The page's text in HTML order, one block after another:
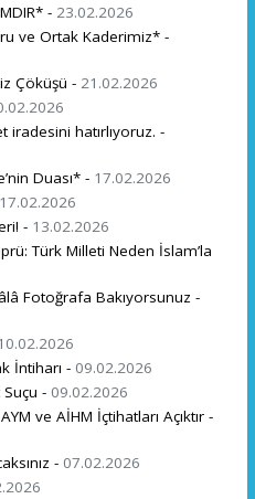
- 23.02.2026
ve Ortak Kaderimiz* -
Çöküşü - 21.02.2026
hatırlıyoruz. -
Duası* - 17.02.2026
17.02.2026
- 13.02.2026
Türk Milleti Neden İslam’la
Fotoğrafa Bakıyorsunuz -
İntiharı - 09.02.2026
Suçu - 09.02.2026
ve AİHM İçtihatları Açıktır -
- 07.02.2026